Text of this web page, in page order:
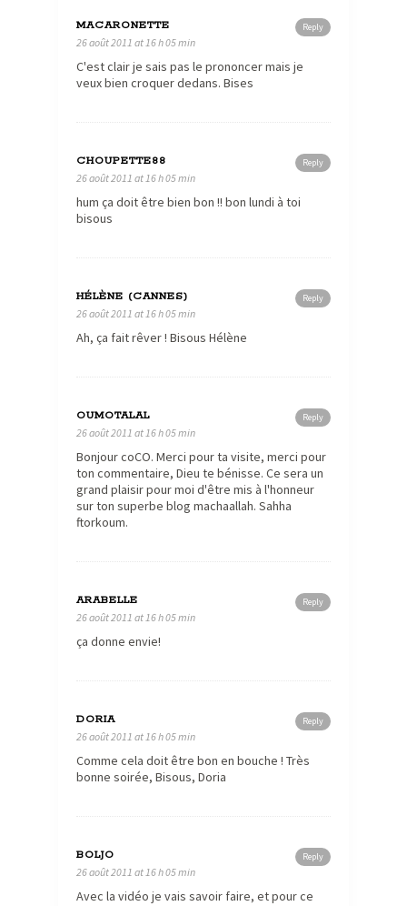
Reply
MACARONETTE
26 août 2011 at 16 h 05 min
C'est clair je sais pas le prononcer mais je
veux bien croquer dedans. Bises
Reply
CHOUPETTE88
26 août 2011 at 16 h 05 min
hum ça doit être bien bon !! bon lundi à toi
bisous
Reply
HÉLÈNE (CANNES)
26 août 2011 at 16 h 05 min
Ah, ça fait rêver ! Bisous Hélène
Reply
OUMOTALAL
26 août 2011 at 16 h 05 min
Bonjour coCO. Merci pour ta visite, merci pour
ton commentaire, Dieu te bénisse. Ce sera un
grand plaisir pour moi d'être mis à l'honneur
sur ton superbe blog machaallah. Sahha
ftorkoum.
Reply
ARABELLE
26 août 2011 at 16 h 05 min
ça donne envie!
Reply
DORIA
26 août 2011 at 16 h 05 min
Comme cela doit être bon en bouche ! Très
bonne soirée, Bisous, Doria
Reply
BOLJO
26 août 2011 at 16 h 05 min
Avec la vidéo je vais savoir faire, et pour ce